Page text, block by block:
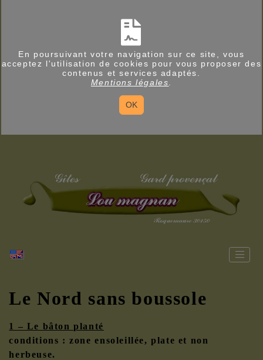
En poursuivant votre navigation sur ce site, vous
acceptez l'utilisation de cookies pour vous proposer des
contenus et services adaptés.
Mentions légales
OK
Le Nord sans boussole
1 – Le bâton planté
conditions : zone ensoleillée, plate et non
herbeuse.